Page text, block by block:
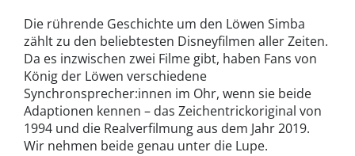
Die rührende Geschichte um den Löwen Simba
zählt zu den beliebtesten Disneyfilmen aller Zeiten.
Da es inzwischen zwei Filme gibt, haben Fans von
König der Löwen verschiedene
Synchronsprecher:innen im Ohr, wenn sie beide
Adaptionen kennen – das Zeichentrickoriginal von
1994 und die Realverfilmung aus dem Jahr 2019.
Wir nehmen beide genau unter die Lupe.